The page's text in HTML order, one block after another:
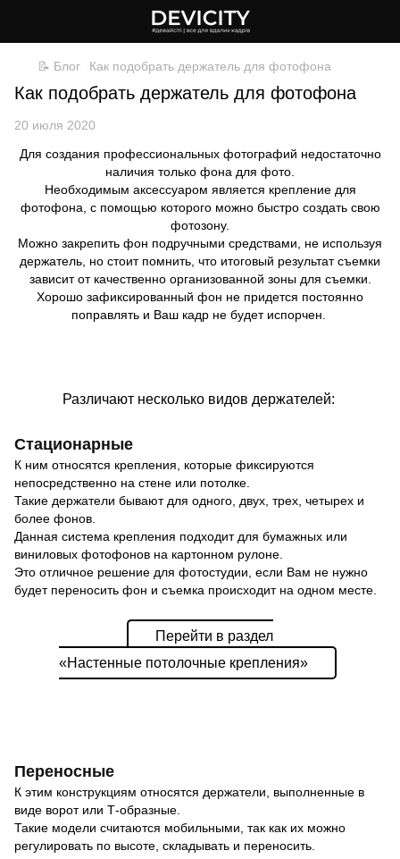
📝 Блог Как подобрать держатель для фотофона
Как подобрать держатель для фотофона
20 июля 2020
Для создания профессиональных фотографий недостаточно
наличия только фона для фото.
Необходимым аксессуаром является крепление для
фотофона, с помощью которого можно быстро создать свою
фотозону.
Можно закрепить фон подручными средствами, не используя
держатель, но стоит помнить, что итоговый результат съемки
зависит от качественно организованной зоны для съемки.
Хорошо зафиксированный фон не придется постоянно
поправлять и Ваш кадр не будет испорчен.
Различают несколько видов держателей:
Стационарные
К ним относятся крепления, которые фиксируются
непосредственно на стене или потолке.
Такие держатели бывают для одного, двух, трех, четырех и
более фонов.
Данная система крепления подходит для бумажных или
виниловых фотофонов на картонном рулоне.
Это отличное решение для фотостудии, если Вам не нужно
будет переносить фон и съемка происходит на одном месте.
Перейти в раздел
«Настенные потолочные крепления»
Переносные
К этим конструкциям относятся держатели, выполненные в
виде ворот или Т-образные.
Такие модели считаются мобильными, так как их можно
регулировать по высоте, складывать и переносить.